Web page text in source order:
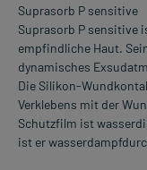
Suprasorb P sensitive
Suprasorb P sensitive
empfindliche Haut.
dynamisches
Die Silikon-
Verklebens mit der
Schutzfilm ist
ist er